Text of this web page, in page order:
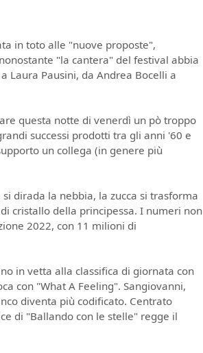
in toto alle "nuove proposte",
"la cantera" del festival abbia
Laura Pausini, da Andrea Bocelli a
questa notte di venerdì un pò troppo
successi prodotti tra gli anni '60 e
un collega (in genere più
dirada la nebbia, la zucca si trasforma
cristallo della principessa. I numeri non
2022, con 11 milioni di
in vetta alla classifica di giornata con
con "What A Feeling". Sangiovanni,
diventa più codificato. Centrato
di "Ballando con le stelle" regge il